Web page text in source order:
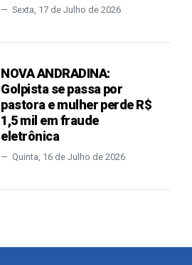
Sexta, 17 de Julho de 2026
NOVA ANDRADINA:
Golpista se passa por
pastora e mulher perde R$
1,5 mil em fraude
eletrônica
Quinta, 16 de Julho de 2026